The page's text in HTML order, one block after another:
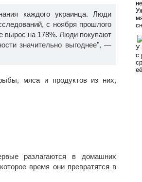
каждого украинца. Люди
с ноября прошлого
вырос на 178%. Люди покупают
значительно выгоднее", —
мяса и продуктов из них,
разлагаются в домашних
время они превратятся в